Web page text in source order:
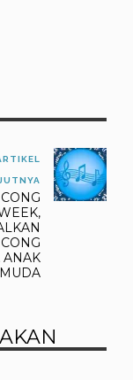
ANAK
MUDA